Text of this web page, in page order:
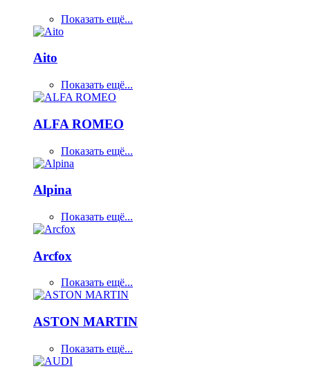
Показать ещё...
Aito
Показать ещё...
ALFA ROMEO
Показать ещё...
Alpina
Показать ещё...
Arcfox
Показать ещё...
ASTON MARTIN
Показать ещё...